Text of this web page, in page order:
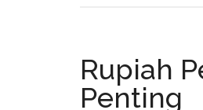
Rupiah
Penting